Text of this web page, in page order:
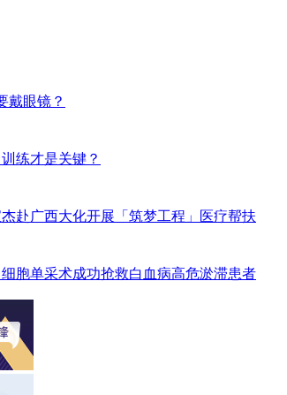
戴眼镜？
练才是关键？
赴广西大化开展「筑梦工程」医疗帮扶
胞单采术成功抢救白血病高危淤滞患者